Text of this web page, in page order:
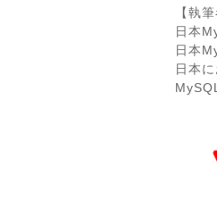
【執筆
日本
日本
日本